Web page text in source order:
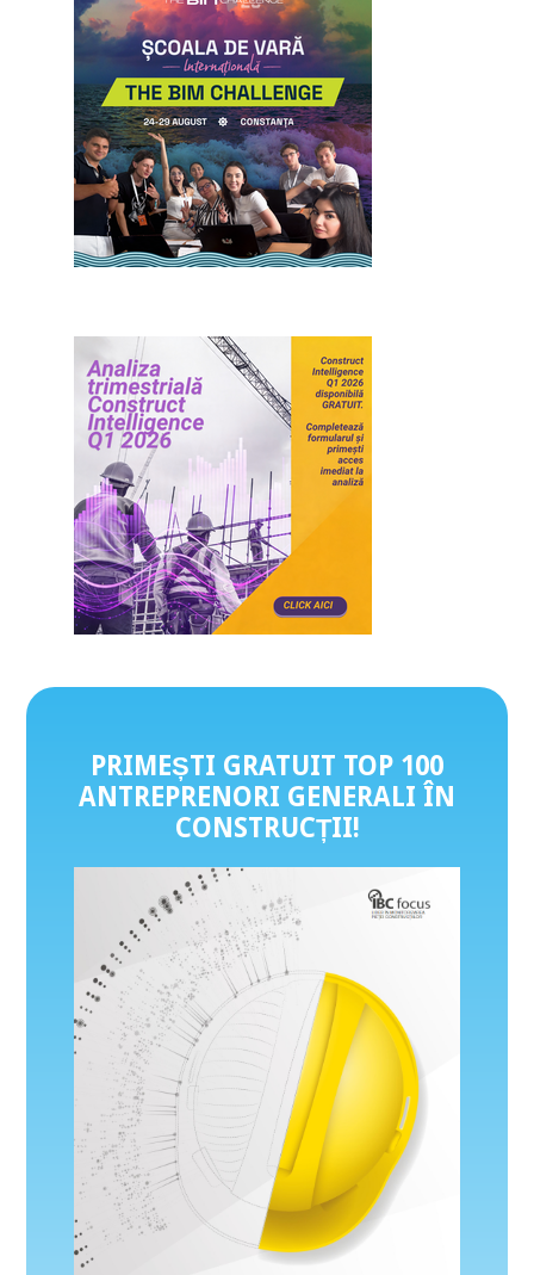
PRIMEȘTI GRATUIT TOP 100
ANTREPRENORI GENERALI ÎN
CONSTRUCȚII!